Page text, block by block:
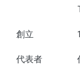
創立
代表者